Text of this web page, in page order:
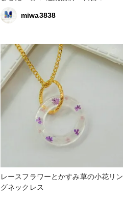
ジン #薔薇 #マリカトレア #かすみ草
#レースフラワー
miwa3838
レースフラワーとかすみ草の小花リン
グネックレス